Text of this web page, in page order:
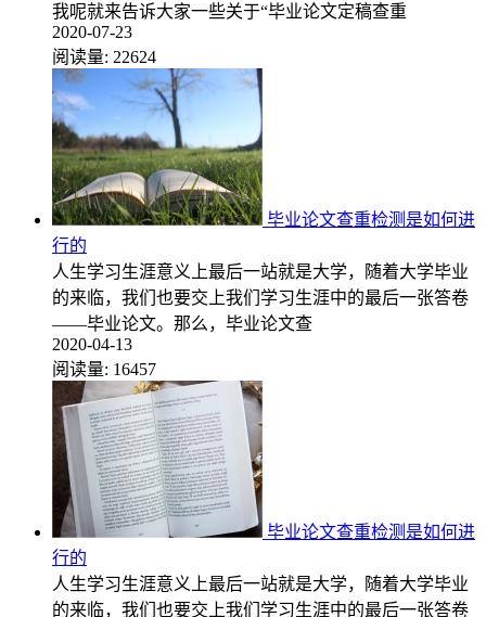
我呢就来告诉大家一些关于“毕业论文定稿查重
2020-07-23
阅读量: 22624
毕业论文查重检测是如何进
行的
人生学习生涯意义上最后一站就是大学，随着大学毕业
的来临，我们也要交上我们学习生涯中的最后一张答卷
——毕业论文。那么，毕业论文查
2020-04-13
阅读量: 16457
毕业论文查重检测是如何进
行的
人生学习生涯意义上最后一站就是大学，随着大学毕业
的来临，我们也要交上我们学习生涯中的最后一张答卷